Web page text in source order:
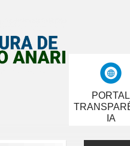
PORTAL
IA